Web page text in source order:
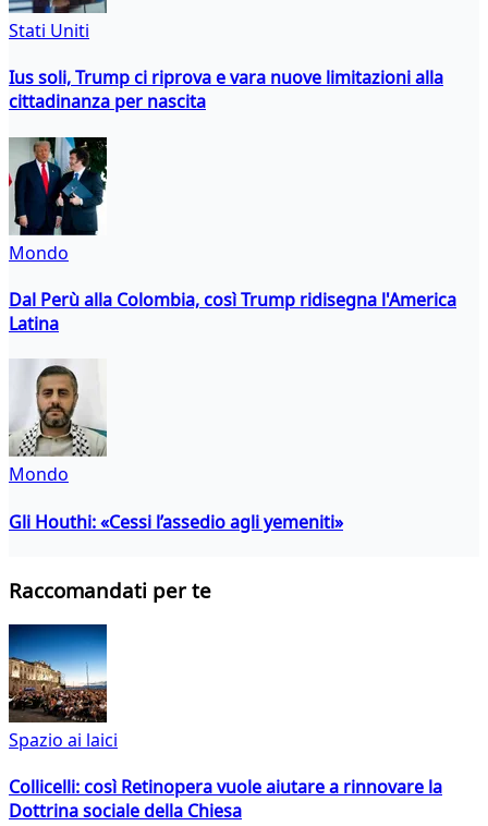
Stati Uniti
Ius soli, Trump ci riprova e vara nuove limitazioni alla
cittadinanza per nascita
Mondo
Dal Perù alla Colombia, così Trump ridisegna l'America
Latina
Mondo
Gli Houthi: «Cessi l’assedio agli yemeniti»
Raccomandati per te
Spazio ai laici
Collicelli: così Retinopera vuole aiutare a rinnovare la
Dottrina sociale della Chiesa